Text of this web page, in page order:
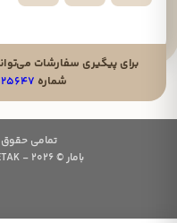
شماره
تمامی حقوق
بامار © 2026 - Design & Development by SETAK